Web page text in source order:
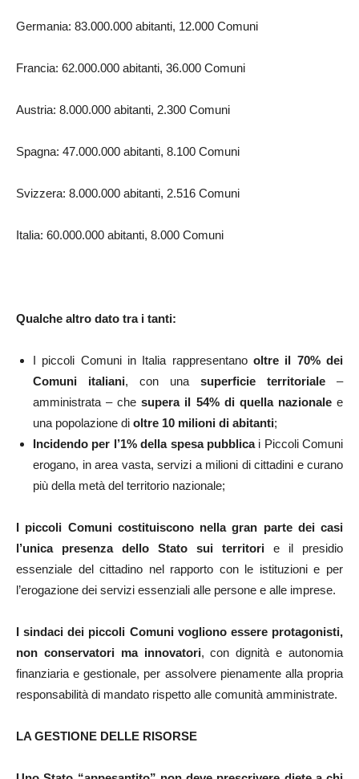
Germania: 83.000.000 abitanti, 12.000 Comuni
Francia: 62.000.000 abitanti, 36.000 Comuni
Austria: 8.000.000 abitanti, 2.300 Comuni
Spagna: 47.000.000 abitanti, 8.100 Comuni
Svizzera: 8.000.000 abitanti, 2.516 Comuni
Italia: 60.000.000 abitanti, 8.000 Comuni
Qualche altro dato tra i tanti:
I piccoli Comuni in Italia rappresentano oltre il 70% dei
Comuni italiani, con una superficie territoriale –
amministrata – chesupera il 54% di quella nazionalee
una popolazione di oltre 10 milioni di abitanti;
Incidendo per l’1% della spesa pubblicai Piccoli Comuni
erogano, in area vasta, servizi a milioni di cittadini e curano
più della metà del territorio nazionale;
I piccoli Comuni costituiscono nella gran parte dei casi
l’unica presenza dello Stato sui territori e il presidio
essenziale del cittadino nel rapporto con le istituzioni e per
l’erogazione dei servizi essenziali alle persone e alle imprese.
I sindaci dei piccoli Comuni vogliono essere protagonisti,
non conservatori ma innovatori, con dignità e autonomia
finanziaria e gestionale, per assolvere pienamente alla propria
responsabilità di mandato rispetto alle comunità amministrate.
LA GESTIONE DELLE RISORSE